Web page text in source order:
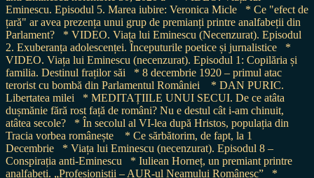
Eminescu. Episodul 5. Marea iubire: Veronica Micle
* Ce "efect de
țară" ar avea prezența unui grup de premianți printre analfabeții din
Parlament?
* VIDEO. Viața lui Eminescu (Necenzurat). Episodul
2. Exuberanța adolescenței. Începuturile poetice și jurnalistice
*
VIDEO. Viața lui Eminescu (necenzurat). Episodul 1: Copilăria și
familia. Destinul fraților săi
* 8 decembrie 1920 – primul atac
terorist cu bombă din Parlamentul României
* DAN PURIC.
Libertatea milei
* MEDITAȚIILE UNUI SECUI. De ce atâta
dușmănie fără rost față de români? Nu e destul cât i-am chinuit,
atâtea secole?
* În secolul al VI-lea după Hristos, populația din
Tracia vorbea românește
* Ce sărbătorim, de fapt, la 1
Decembrie
* Viața lui Eminescu (necenzurat). Episodul 8 –
Conspirația anti-Eminescu
* Iuliean Horneț, un premiant printre
analfabeți. „Profesioniștii – AUR-ul Neamului Românesc”
*